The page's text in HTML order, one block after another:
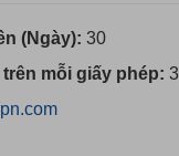
(Ngày): 30
mỗi giấy phép: 3